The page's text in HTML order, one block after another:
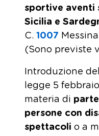
sportive aventi
Sicilia e
C. 1007
(Sono previste
Introduzione
legge 5 febbraio
materia di
persone con
spettacoli o a